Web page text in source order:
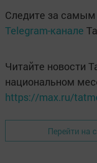
Следите за
Telegram-канале
Читайте новости
национальном
https://max.ru/
Перейти на